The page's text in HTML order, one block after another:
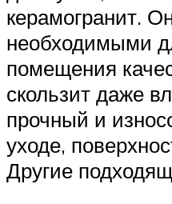
керамогранит.
необходимыми
помещения
скользит даже
прочный и
уходе,
Другие